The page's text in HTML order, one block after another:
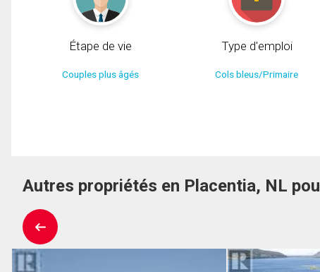
Étape de vie
Couples plus âgés
Type d'emploi
Cols bleus/Primaire
Autres propriétés en Placentia, NL